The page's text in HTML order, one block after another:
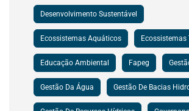
Desenvolvimento Sustentável
Ecossistemas Aquáticos
Educação Ambiental Fapeg
Gestão Da Água Gestão De Bacias